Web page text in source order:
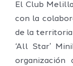
El Club
con la
de la
‘All Star’